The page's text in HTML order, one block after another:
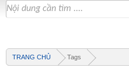
TRANG CHỦ Tags